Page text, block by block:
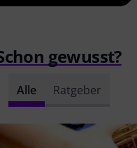
gewusst?
Alle Ratgeber